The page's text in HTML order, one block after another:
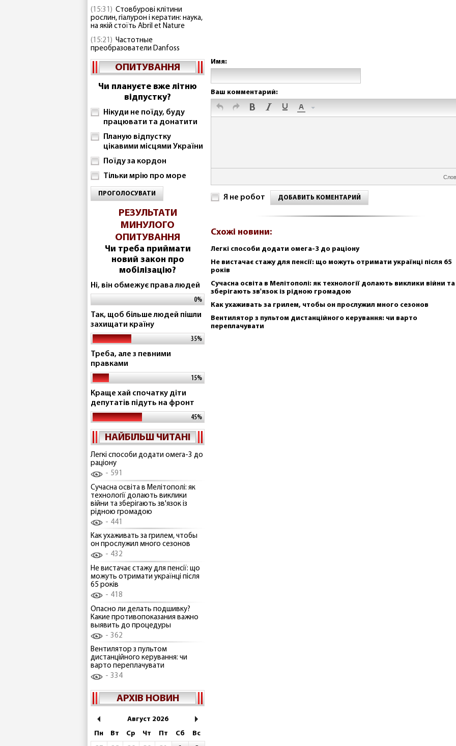
(15:31) Стовбурові клітини
рослин, гіалурон і кератин: наука,
на якій стоїть Abril et Nature
(15:21) Частотные
преобразователи Danfoss
ОПИТУВАННЯ
Чи плануєте вже літню
відпустку?
Нікуди не поїду, буду
працювати та донатити
Планую відпустку
цікавими місцями України
Поїду за кордон
Тільки мрію про море
ПРОГОЛОСУВАТИ
РЕЗУЛЬТАТИ
МИНУЛОГО
ОПИТУВАННЯ
Чи треба приймати
новий закон про
мобілізацію?
Ні, він обмежує права людей
0%
Так, щоб більше людей пішли
захищати країну
35%
Треба, але з певними
правками
15%
Краще хай спочатку діти
депутатів підуть на фронт
45%
НАЙБІЛЬШ ЧИТАНІ
Легкі способи додати омега-3 до
раціону
591
Сучасна освіта в Мелітополі: як
технології долають виклики
війни та зберігають зв'язок із
рідною громадою
441
Как ухаживать за грилем, чтобы
он прослужил много сезонов
432
Не вистачає стажу для пенсії: що
можуть отримати українці після
65 років
418
Опасно ли делать подшивку?
Какие противопоказания важно
выявить до процедуры
362
Вентилятор з пультом
дистанційного керування: чи
варто переплачувати
334
АРХІВ НОВИН
Август 2026
Пн
Вт Ср Чт Пт Сб
Вс
Имя:
Ваш комментарий:
Я не робот ДОБАВИТЬ КОМЕНТАРИЙ
Схожі новини:
Легкі способи додати омега-3 до раціону
Не вистачає стажу для пенсії: що можуть отримати українці після 65
років
Сучасна освіта в Мелітополі: як технології долають виклики війни та
зберігають зв'язок із рідною громадою
Как ухаживать за грилем, чтобы он прослужил много сезонов
Вентилятор з пультом дистанційного керування: чи варто
переплачувати